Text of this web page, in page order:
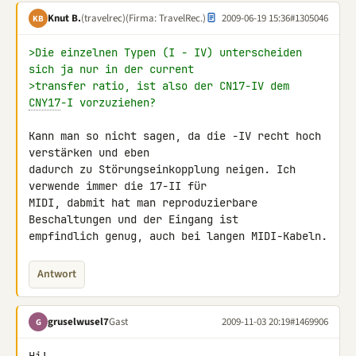
KB Knut B.(travelrec)(Firma: TravelRec.) 2009-06-19 15:36#1305046
>Die einzelnen Typen (I - IV) unterscheiden
sich ja nur in der current
CNY17-I vorzuziehen?
Kann man so nicht sagen, da die -IV recht hoch
verstärken und eben
dadurch zu Störungseinkopplung neigen. Ich
verwende immer die 17-II für
MIDI, dabmit hat man reproduzierbare
Beschaltungen und der Eingang ist
empfindlich genug, auch bei langen MIDI-Kabeln.
Antwort
G gruselwusel7Gast 2009-11-03 20:19#1469906